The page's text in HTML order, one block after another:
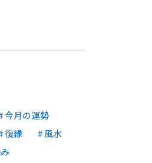
今月の運勢
復縁
風水